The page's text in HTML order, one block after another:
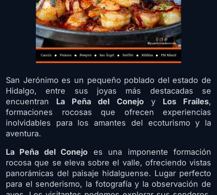
San Jerónimo es un pequeño poblado del estado de
Hidalgo, entre sus joyas más destacadas se
encuentran La Peña del Conejoy Los Frailes,
formaciones rocosas que ofrecen experiencias
inolvidables para los amantes del ecoturismo y la
aventura.
La Peña del Conejo es una imponente formación
rocosa que se eleva sobre el valle, ofreciendo vistas
panorámicas del paisaje hidalguense. Lugar perfecto
para el senderismo, la fotografía y la observación de